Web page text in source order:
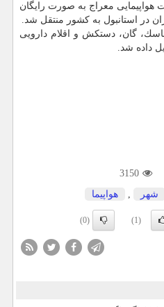
هواپیمایی معراج به صورت رایگان
در استانبول به كشور منتقل شد.
گان، دستكش و اقلام دارویی
داده شد.
3150
شهر هواپیما
(1)
(0)